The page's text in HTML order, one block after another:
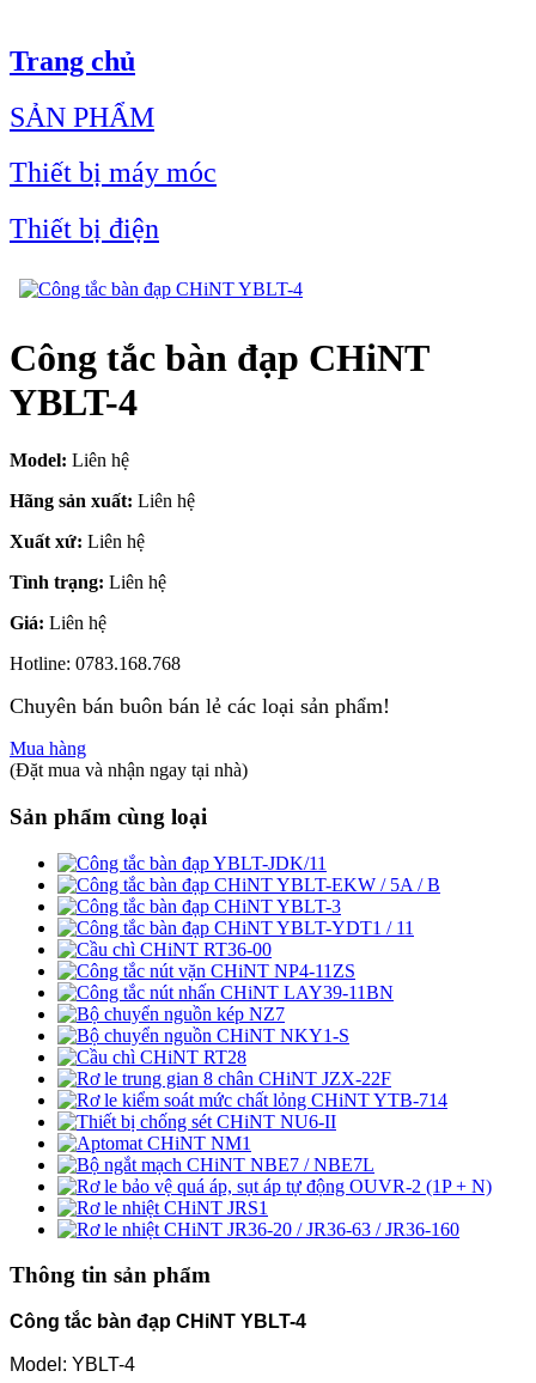
Trang chủ
SẢN PHẨM
Thiết bị máy móc
Thiết bị điện
Công tắc bàn đạp CHiNT
YBLT-4
Model: Liên hệ
Hãng sản xuất: Liên hệ
Xuất xứ: Liên hệ
Tình trạng: Liên hệ
Giá: Liên hệ
Hotline: 0783.168.768
Chuyên bán buôn bán lẻ các loại sản phẩm!
Mua hàng
(Đặt mua và nhận ngay tại nhà)
Sản phẩm cùng loại
Thông tin sản phẩm
Công tắc bàn đạp CHiNT YBLT-4
Model: YBLT-4